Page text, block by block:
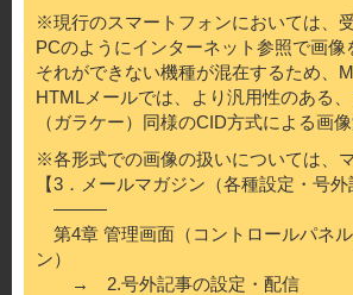
※現行のスマートフォンにおいては、
PCのようにインターネット参照で画像
それができない機種が混在するため、
HTMLメールでは、より汎用性のある
（ガラケー）同様のCID方式による画
※各形式での画像の扱いについては、
【3．メールマガジン（各種設定・号外
———
第4章 管理画面（コントロールパネ
ン）
→ 2.号外記事の設定・配信